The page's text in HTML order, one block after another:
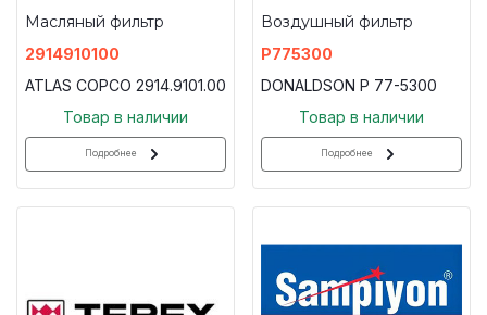
Масляный фильтр
2914910100
ATLAS COPCO 2914.9101.00
Товар в наличии
Подробнее
Воздушный фильтр
P775300
DONALDSON P 77-5300
Товар в наличии
Подробнее